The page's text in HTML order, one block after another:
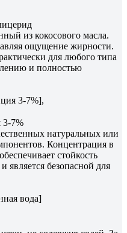
из кокосового масла.
ощущение жирности.
для любого типа
и полностью
3-7%],
3-7%
натуральных или
Концентрация в
стойкость
является безопасной для
вода]